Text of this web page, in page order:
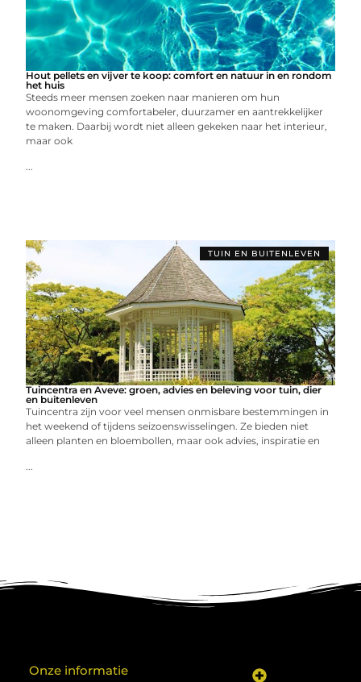
Hout pellets en vijver te koop: comfort en natuur in en rondom
het huis
Steeds meer mensen zoeken naar manieren om hun
woonomgeving comfortabeler, duurzamer en aantrekkelijker
te maken. Daarbij wordt niet alleen gekeken naar het interieur,
maar ook
...
TUIN EN BUITENLEVEN
Tuincentra en Aveve: groen, advies en beleving voor tuin, dier
en buitenleven
Tuincentra zijn voor veel mensen onmisbare bestemmingen in
het weekend of tijdens seizoenswisselingen. Ze bieden niet
alleen planten en bloembollen, maar ook advies, inspiratie en
...
Onze informatie